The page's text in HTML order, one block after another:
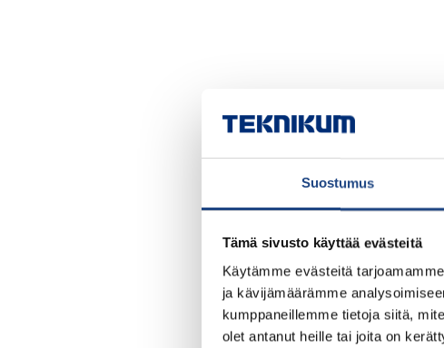
Suostumus
Tämä sivusto käyttää evästeitä
Käytämme evästeitä
ja kävijämäärämme
kumppaneillemme tietoja siitä,
olet antanut heille tai joita on